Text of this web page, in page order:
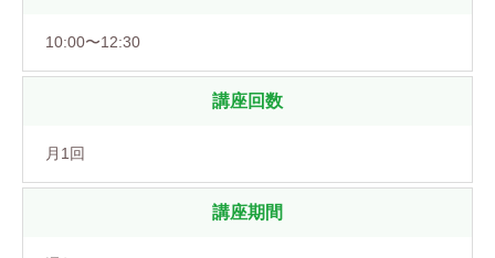
10:00〜12:30
講座回数
月1回
講座期間